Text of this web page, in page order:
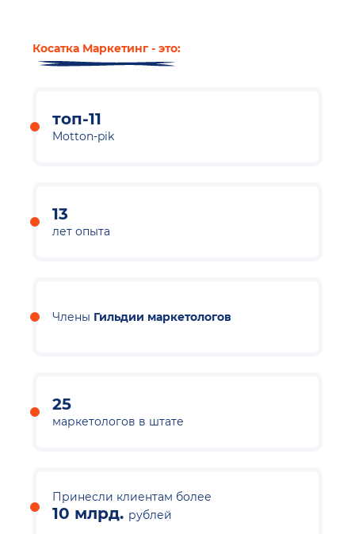
Косатка Маркетинг - это:
топ-11
Motton-pik
13
лет опыта
Члены Гильдии маркетологов
25
маркетологов в штате
Принесли клиентам более
10 млрд. рублей